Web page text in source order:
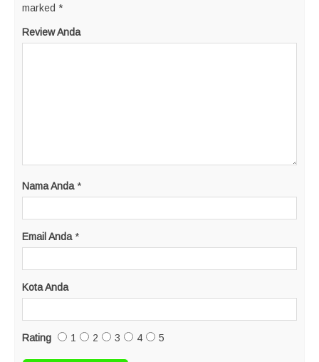
marked *
Review Anda
Nama Anda *
Email Anda *
Kota Anda
Rating 1 2 3 4 5